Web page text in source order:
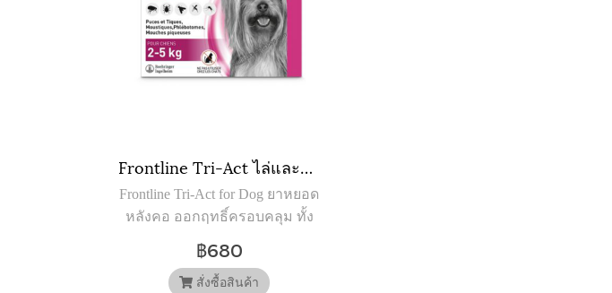
Frontline Tri-Act ไล่และกำจัดเห็บ หมัด ยุง แมลงวันคอก สำหรับสุนัข นน. 2-5 kg (XS) (3หลอด)
Frontline Tri-Act for Dog ยาหยอด
หลังคอ ออกฤทธิ์ครอบคลุม ทั้ง
เห็บ หมัด แมลงวันคอก สำหรับ
สุนัขน้ำหนัก 2-5 kg (XS).
฿680
สั่งซื้อสินค้า